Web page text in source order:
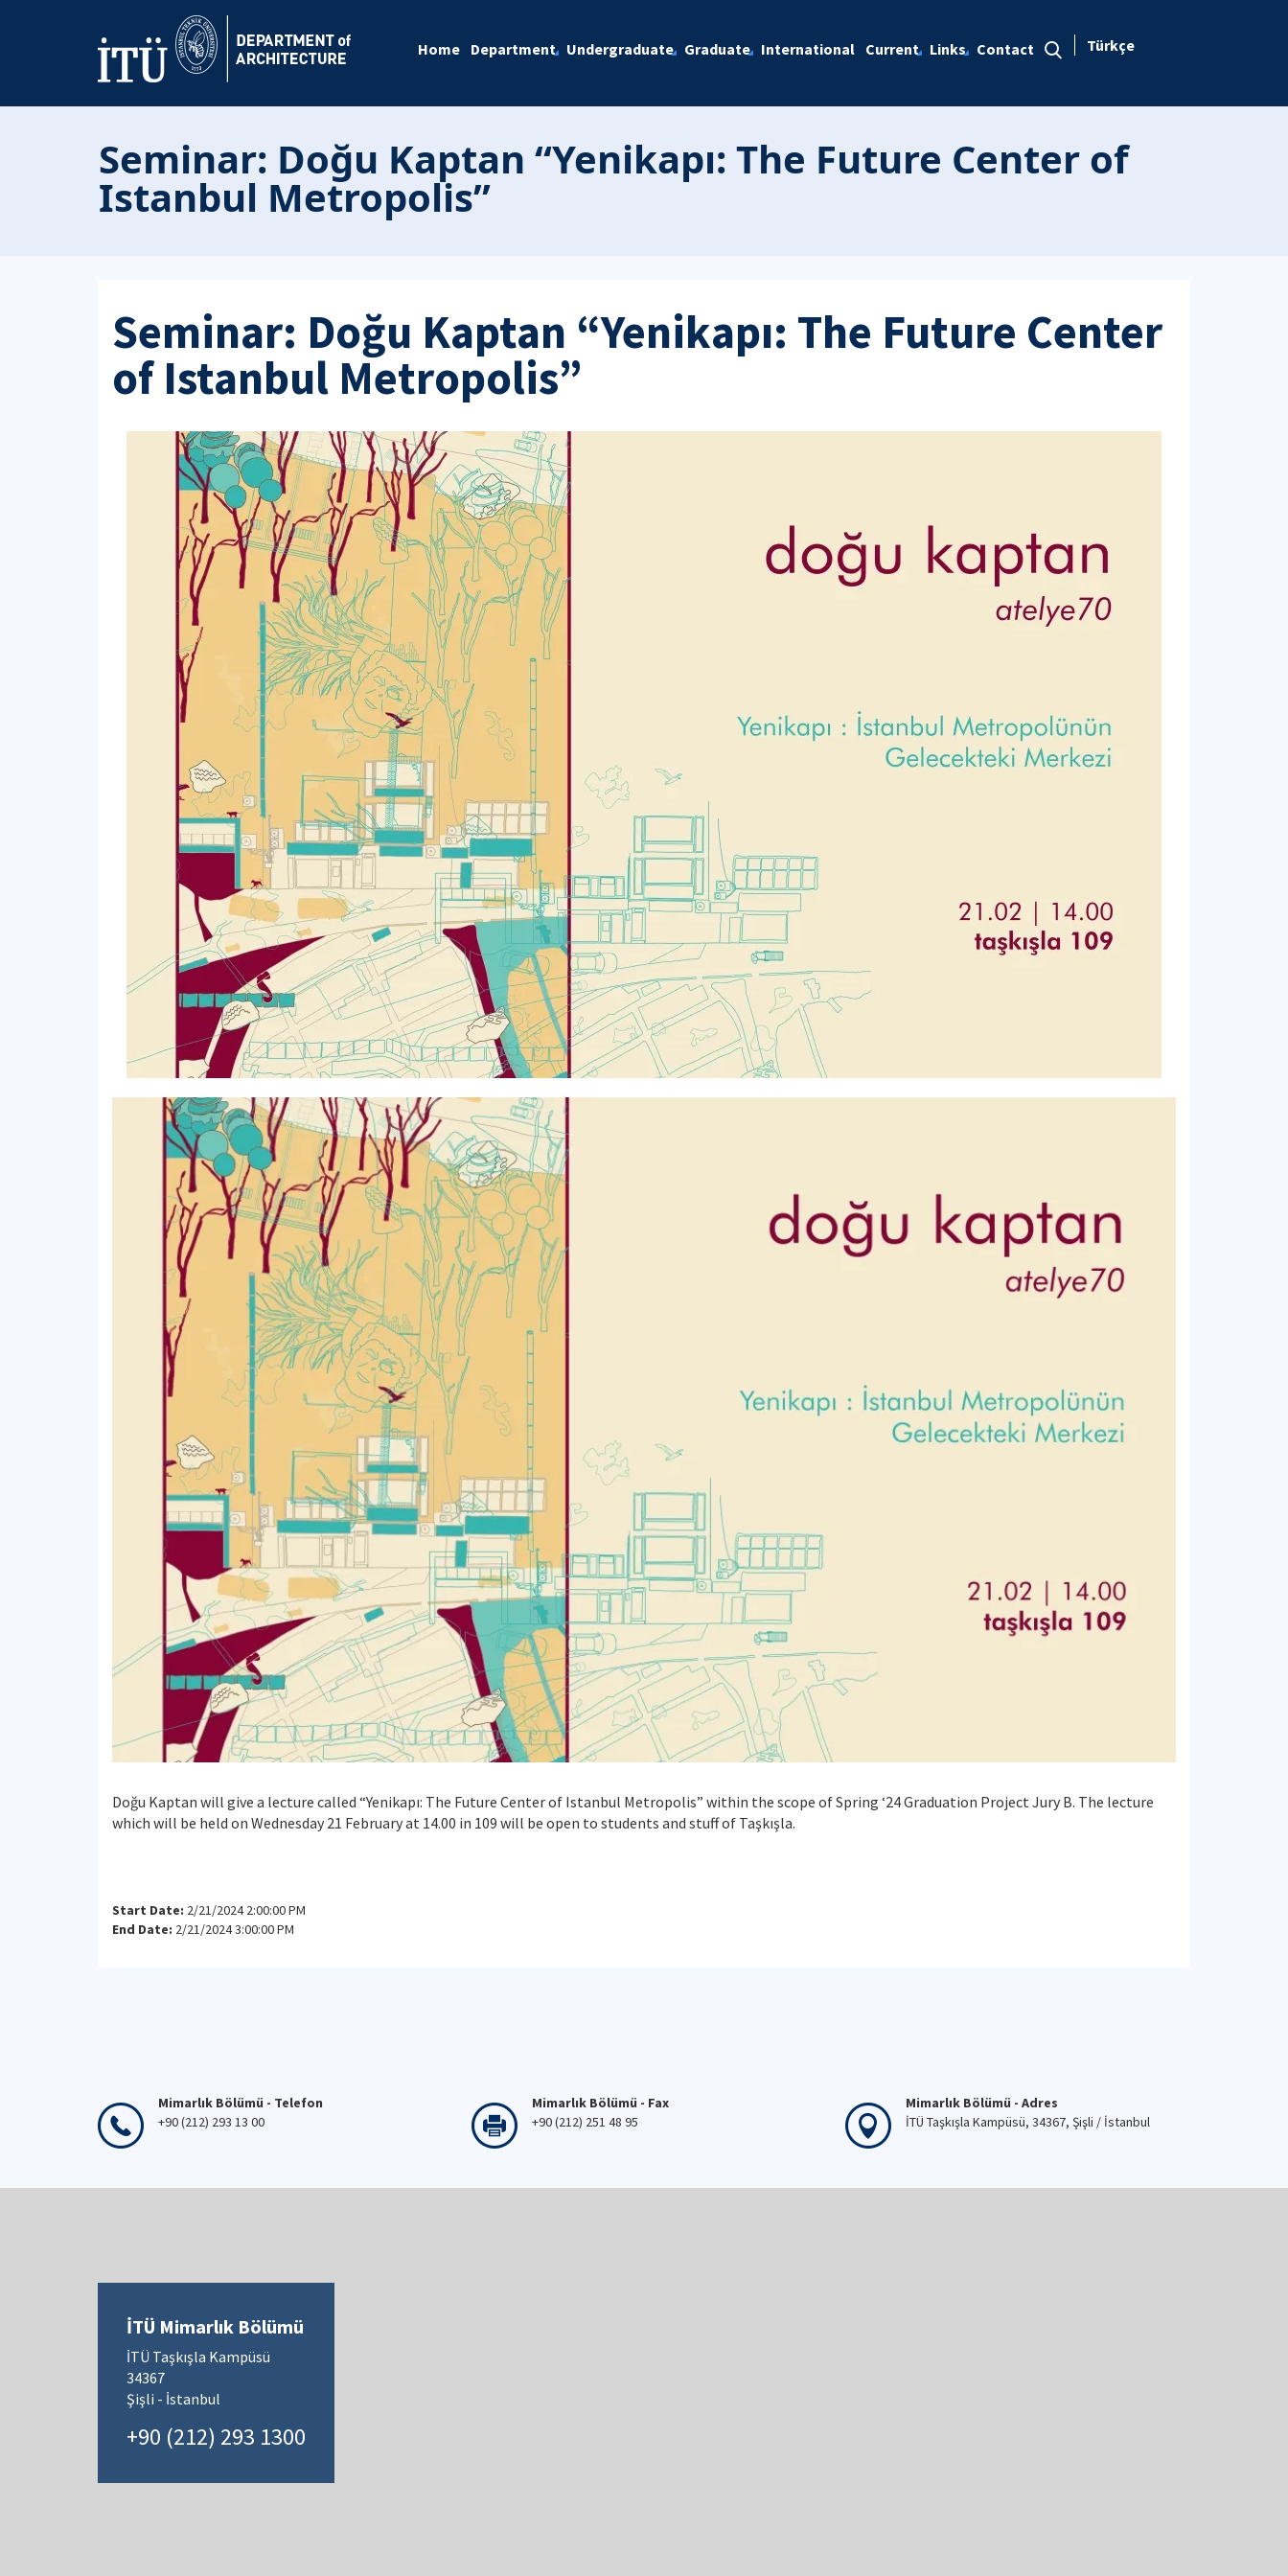
Home Department Undergraduate Graduate International Current Links Contact Türkçe
Seminar: Doğu Kaptan “Yenikapı: The Future Center of
Istanbul Metropolis”
Seminar: Doğu Kaptan “Yenikapı: The Future Center
of Istanbul Metropolis”
Doğu Kaptan will give a lecture called “Yenikapı: The Future Center of Istanbul Metropolis” within the scope of Spring ‘24 Graduation Project Jury B. The lecture
which will be held on Wednesday 21 February at 14.00 in 109 will be open to students and stuff of Taşkışla.
Start Date: 2/21/2024 2:00:00 PM
End Date: 2/21/2024 3:00:00 PM
Mimarlık Bölümü - Telefon
+90 (212) 293 13 00
Mimarlık Bölümü - Fax
+90 (212) 251 48 95
Mimarlık Bölümü - Adres
İTÜ Taşkışla Kampüsü, 34367, Şişli / İstanbul
İTÜ Mimarlık Bölümü
İTÜ Taşkışla Kampüsü
34367
Şişli - İstanbul
+90 (212) 293 1300